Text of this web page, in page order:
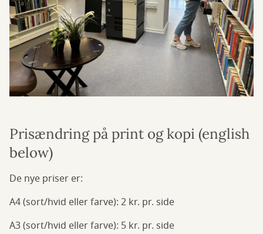
Prisændring på print og kopi (english
below)
De nye priser er:
A4 (sort/hvid eller farve): 2 kr. pr. side
A3 (sort/hvid eller farve): 5 kr. pr. side